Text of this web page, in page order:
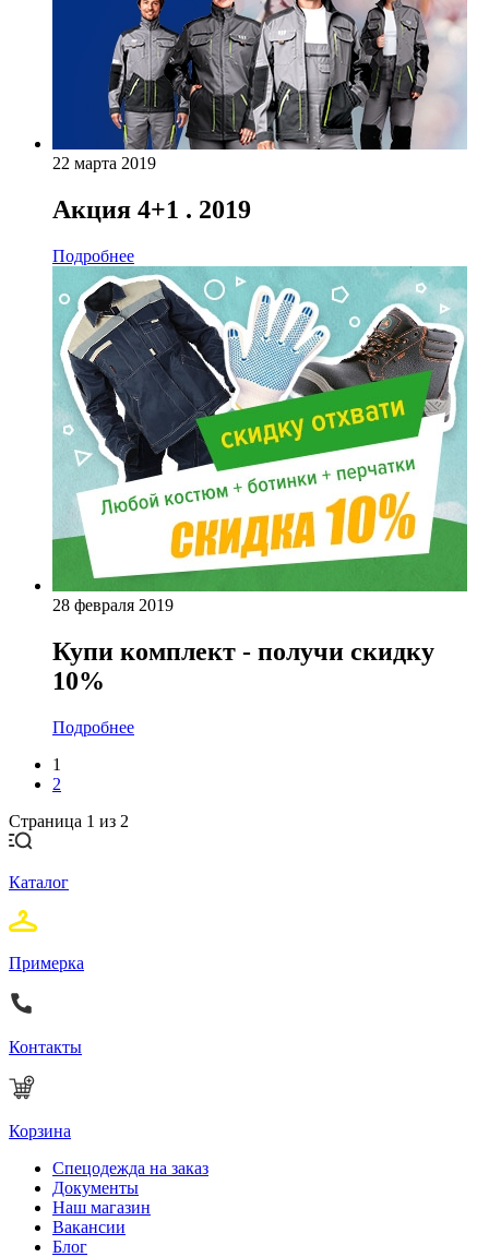
22 марта 2019
Акция 4+1 . 2019
Подробнее
28 февраля 2019
Купи комплект - получи скидку
10%
Подробнее
1
2
Страница 1 из 2
Каталог
Примерка
Контакты
Корзина
Спецодежда на заказ
Документы
Наш магазин
Вакансии
Блог